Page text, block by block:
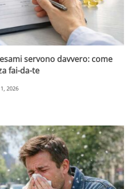
servono davvero: come
fai-da-te
2026